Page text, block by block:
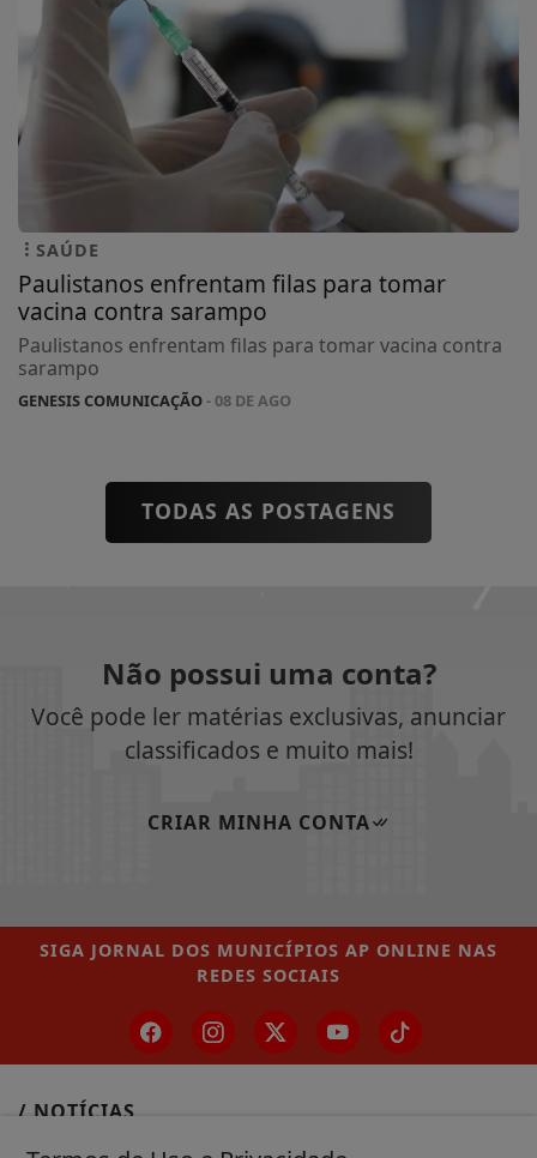
SAÚDE
Paulistanos enfrentam filas para tomar
vacina contra sarampo
Paulistanos enfrentam filas para tomar vacina contra
sarampo
GENESIS COMUNICAÇÃO- 08 DE AGO
TODAS AS POSTAGENS
Não possui uma conta?
Você pode ler matérias exclusivas, anunciar
classificados e muito mais!
CRIAR MINHA CONTA
SIGA JORNAL DOS MUNICÍPIOS AP ONLINE NAS
REDES SOCIAIS
/ NOTÍCIAS
MUNICÍPIOS GERAL